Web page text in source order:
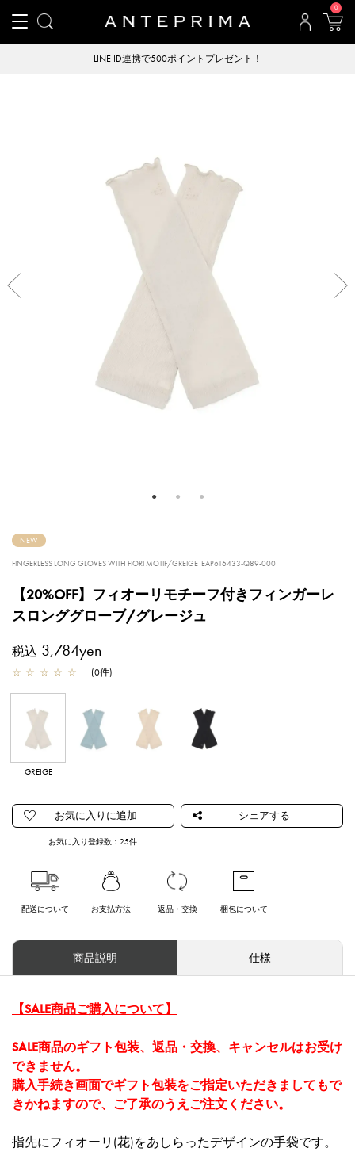
0
LINE ID連携で500ポイントプレゼント！
NEW
FINGERLESS LONG GLOVES WITH FIORI MOTIF/GREIGE EAP616433-Q89-000
【20%OFF】フィオーリモチーフ付きフィンガーレ
スロンググローブ/グレージュ
税込 3,784yen
☆ ☆ ☆ ☆ ☆ (0件)
GREIGE
お気に入り登録数：25件
配送について お支払方法 返品・交換 梱包について
商品説明 仕様
【SALE商品ご購入について】
SALE商品のギフト包装、返品・交換、キャンセルはお受け
できません。
購入手続き画面でギフト包装をご指定いただきましてもで
きかねますので、ご了承のうえご注文ください。
指先にフィオーリ(花)をあしらったデザインの手袋です。